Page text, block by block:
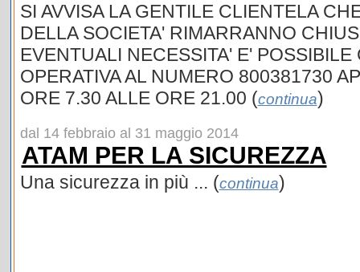
SI AVVISA LA GENTILE CLIENTELA
DELLA SOCIETA' RIMARRANNO
EVENTUALI NECESSITA' E'
OPERATIVA AL NUMERO 800381730
ORE 7.30 ALLE ORE 21.00 (continua)
dal 14 febbraio al 31 maggio 2014
ATAM PER LA SICUREZZA
Una sicurezza in più ... (continua)